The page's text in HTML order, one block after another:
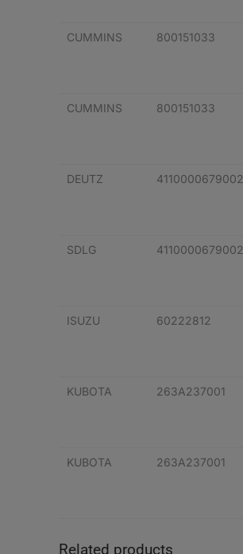
CUMMINS 800151033
CUMMINS 800151033
DEUTZ 4110000679002
SDLG 4110000679002
ISUZU 60222812
KUBOTA 263A237001
KUBOTA 263A237001
Related products